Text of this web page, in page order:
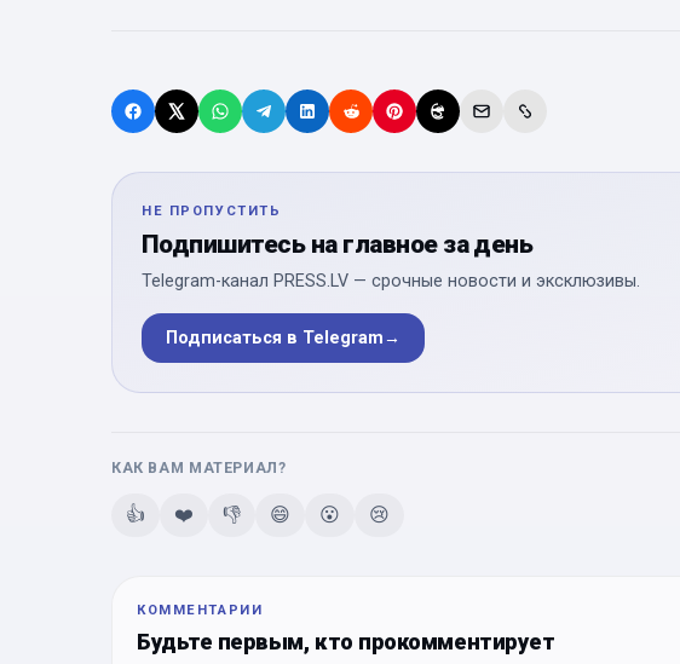
НЕ ПРОПУСТИТЬ
Подпишитесь на главное за день
Telegram-канал PRESS.LV — срочные новости и эксклюзивы.
Подписаться в Telegram→
КАК ВАМ МАТЕРИАЛ?
👍 ❤️ 👎 😄 😮 😢
КОММЕНТАРИИ
Будьте первым, кто прокомментирует